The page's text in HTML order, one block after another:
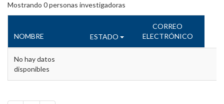
Mostrando 0personas investigadoras
NOMBRE ESTADO
CORREO
ELECTRÓNICO
No hay datos
disponibles